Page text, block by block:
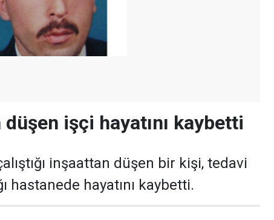
işçi hayatını kaybetti
inşaattan düşen bir kişi, tedavi
hastanede hayatını kaybetti.